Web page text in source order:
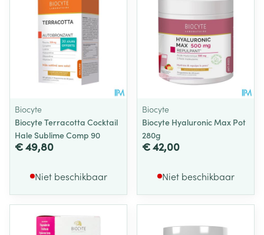
Biocyte
Biocyte Terracotta Cocktail
Hale Sublime Comp 90
€ 49,80
Niet beschikbaar
Biocyte
Biocyte Hyaluronic Max Pot
280g
€ 42,00
Niet beschikbaar